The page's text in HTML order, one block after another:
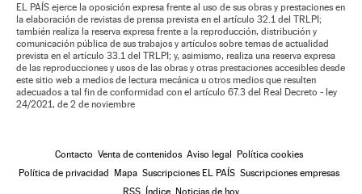
EL PAÍS ejerce la oposición expresa frente al uso de sus obras y prestaciones en
la elaboración de revistas de prensa prevista en el artículo 32.1 del TRLPI;
también realiza la reserva expresa frente a la reproducción, distribución y
comunicación pública de sus trabajos y artículos sobre temas de actualidad
prevista en el artículo 33.1 del TRLPI; y, asimismo, realiza una reserva expresa
de las reproducciones y usos de las obras y otras prestaciones accesibles desde
este sitio web a medios de lectura mecánica u otros medios que resulten
adecuados a tal fin de conformidad con el artículo 67.3 del Real Decreto - ley
24/2021, de 2 de noviembre
Contacto Venta de contenidos Aviso legal Política cookies
Política de privacidad Mapa Suscripciones EL PAÍS Suscripciones empresas
RSS Índice Noticias de hoy